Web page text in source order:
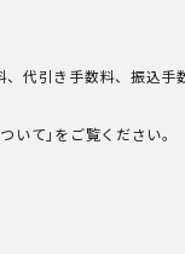
代引き手数料、振込手
いて｣をご覧ください。